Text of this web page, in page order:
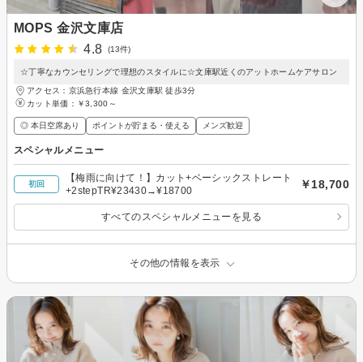
MOPS 金沢文庫店
4.8
(13件)
☆丁寧なカウンセリングで理想のスタイルに☆文庫駅近くのアットホームケアサロン
アクセス：京浜急行本線 金沢文庫駅 徒歩3分
カット単価： ￥3,300～
◎ 本日空席あり ポイントが貯まる・使える メンズ歓迎
スペシャルメニュー
初回
【梅雨に向けて！】カット+ベーシックストレート
+2stepTR¥23430→¥18700
￥18,700
すべてのスペシャルメニューを見る
その他の情報を表示